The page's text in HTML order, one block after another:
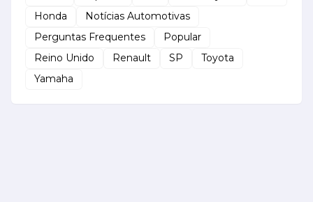
Honda
Notícias Automotivas
Perguntas Frequentes
Popular
Reino Unido
Renault SP
Toyota
Yamaha